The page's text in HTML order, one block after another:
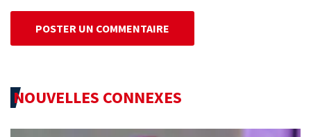
POSTER UN COMMENTAIRE
NOUVELLES CONNEXES